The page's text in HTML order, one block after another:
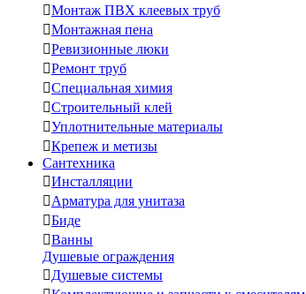
Монтаж ПВХ клеевых труб
Монтажная пена
Ревизионные люки
Ремонт труб
Специальная химия
Строительный клей
Уплотнительные материалы
Крепеж и метизы
Сантехника
Инсталляции
Арматура для унитаза
Биде
Ванны
Душевые ограждения
Душевые системы